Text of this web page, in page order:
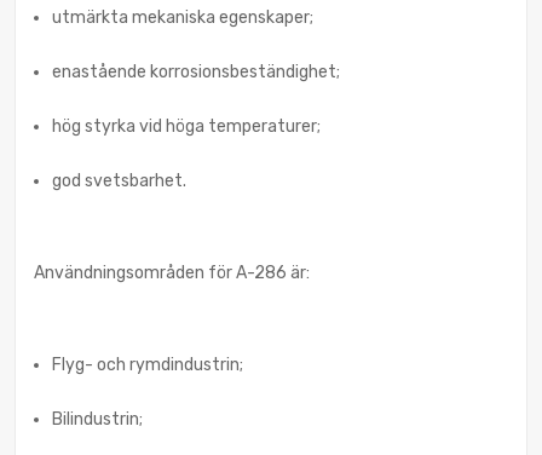
utmärkta mekaniska egenskaper;
enastående korrosionsbeständighet;
hög styrka vid höga temperaturer;
god svetsbarhet.
Användningsområden för A-286 är:
Flyg- och rymdindustrin;
Bilindustrin;